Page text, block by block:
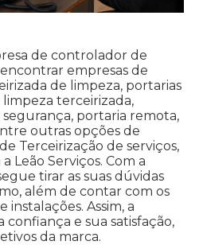
de controlador de
empresas de
de limpeza, portarias
terceirizada,
segurança, portaria remota,
outras opções de
Terceirização de serviços,
Leão Serviços. Com a
tirar as suas dúvidas
além de contar com os
instalações. Assim, a
e sua satisfação,
da marca.